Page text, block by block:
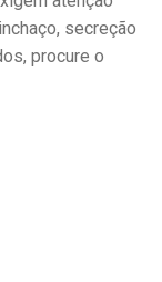
secreção
procure o